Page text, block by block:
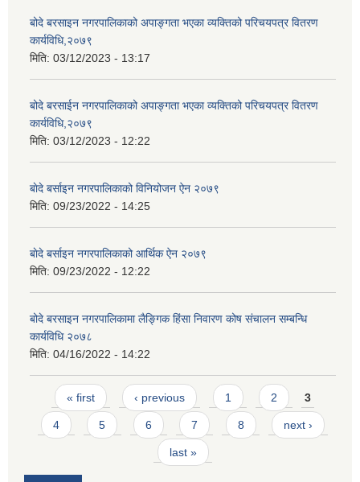
बोदे बरसाइन नगरपालिकाको अपाङ्गता भएका व्यक्तिको परिचयपत्र वितरण
कार्यविधि,२०७९
मिति: 03/12/2023 - 13:17
बोदे बरसाईन नगरपालिकाको अपाङ्गता भएका व्यक्तिको परिचयपत्र वितरण
कार्यविधि,२०७९
मिति: 03/12/2023 - 12:22
बाेदे बर्साइन नगरपालिकाको विनियोजन ऐन २०७९
मिति: 09/23/2022 - 14:25
बाेदे बर्साइन नगरपालिकाको आर्थिक ऐन २०७९
मिति: 09/23/2022 - 12:22
बोदे बरसाइन नगरपालिकामा लैङ्गिक हिंसा निवारण कोष संचालन सम्बन्धि
कार्यविधि २०७८
मिति: 04/16/2022 - 14:22
Pages
« first ‹ previous 1 2 3
4 5 6 7 8 next ›
last »